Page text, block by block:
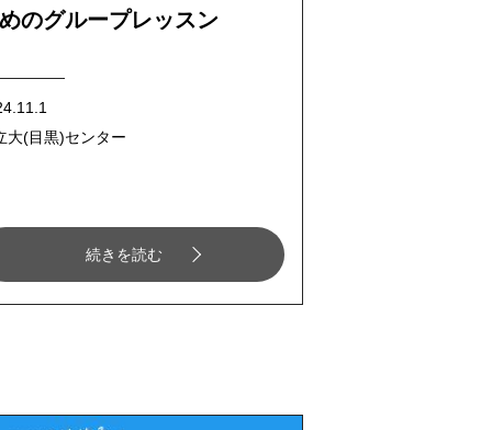
のグループレッスン
大(目黒)センター
続きを読む